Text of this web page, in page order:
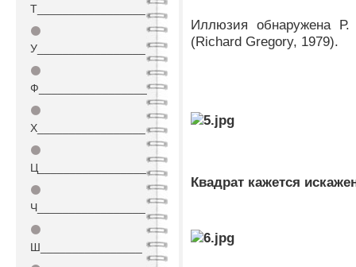
Т_________________
⚫
У_________________
⚫
Ф_________________
⚫
Х_________________
⚫
Ц_________________
⚫
Ч_________________
⚫
Ш________________
Иллюзия обнаружена
(Richard Gregory, 1979).
Квадрат кажется